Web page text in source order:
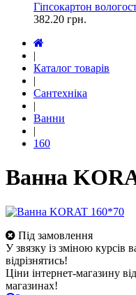
Гіпсокартон
382.20 грн.
|
Каталог товарів
|
Сантехніка
|
Ванни
|
160
Ванна
Під замовлення
У звязку із зміною курсів
відрізнятись!
Ціни інтернет-магазину
магазинах!